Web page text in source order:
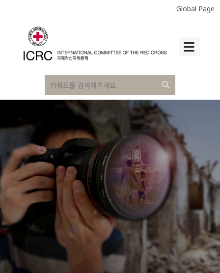
Global Page